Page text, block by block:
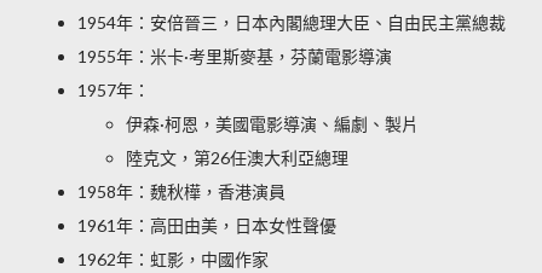
1954年：安倍晉三，日本內閣總理大臣、自由民主黨總裁
1955年：米卡·考里斯麥基，芬蘭電影導演
1957年：
伊森·柯恩，美國電影導演、編劇、製片
陸克文，第26任澳大利亞總理
1958年：魏秋樺，香港演員
1961年：高田由美，日本女性聲優
1962年：虹影，中國作家